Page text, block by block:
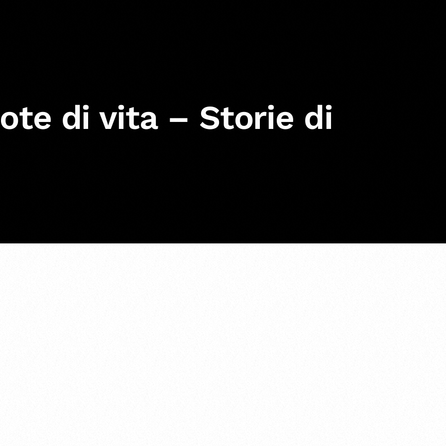
di vita – Storie di